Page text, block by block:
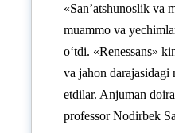
«San’atshunoslik va
muammo va
o‘tdi. «Renessans»
va jahon darajasidagi
etdilar. Anjuman
professor Nodirbek